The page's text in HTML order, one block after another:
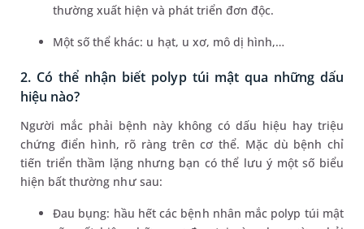
thường xuất hiện và phát triển đơn độc.
Một số thể khác: u hạt, u xơ, mô dị hình,…
2. Có thể nhận biết polyp túi mật qua những dấu
hiệu nào?
Người mắc phải bệnh này không có dấu hiệu hay triệu
chứng điển hình, rõ ràng trên cơ thể. Mặc dù bệnh chỉ
tiến triển thầm lặng nhưng bạn có thể lưu ý một số biểu
hiện bất thường như sau:
Đau bụng: hầu hết các bệnh nhân mắc polyp túi mật